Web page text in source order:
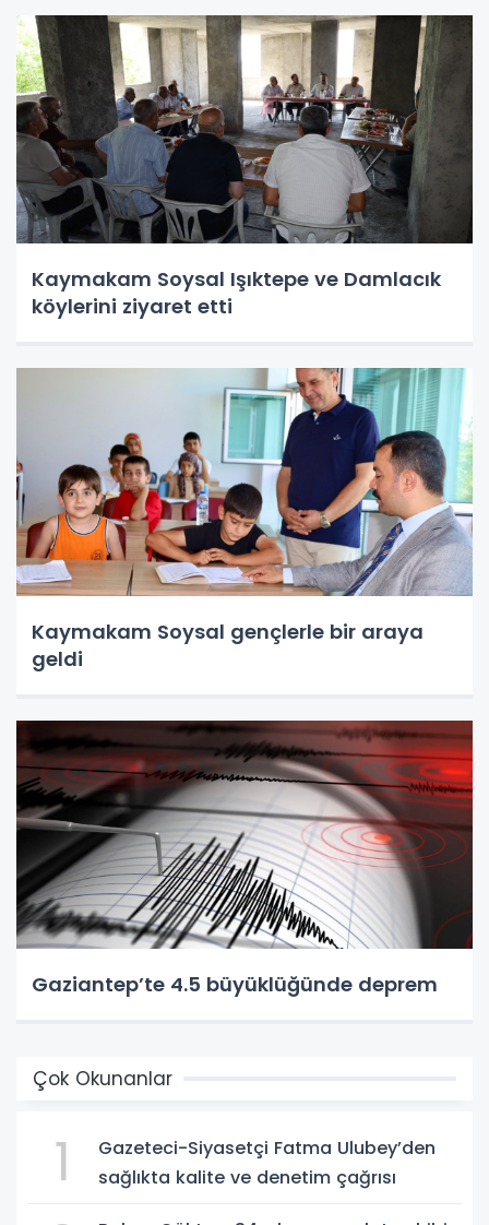
Kaymakam Soysal Işıktepe ve Damlacık
köylerini ziyaret etti
Kaymakam Soysal gençlerle bir araya
geldi
Gaziantep’te 4.5 büyüklüğünde deprem
Çok Okunanlar
1
Gazeteci-Siyasetçi Fatma Ulubey’den
sağlıkta kalite ve denetim çağrısı